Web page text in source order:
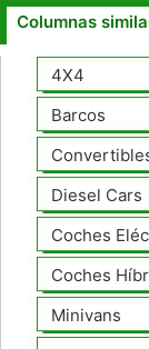
Columnas
4X4
Barcos
Diesel Cars
Coches
Coches
Minivans